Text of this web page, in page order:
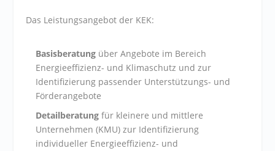
Das Leistungsangebot der KEK:
Basisberatung über Angebote im Bereich
Energieeffizienz- und Klimaschutz und zur
Identifizierung passender Unterstützungs- und
Förderangebote
Detailberatung für kleinere und mittlere
Unternehmen (KMU) zur Identifizierung
individueller Energieeffizienz- und